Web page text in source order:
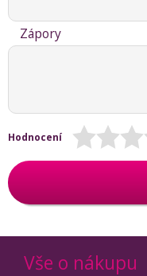
Zápory
Hodnocení
Vše o nákupu